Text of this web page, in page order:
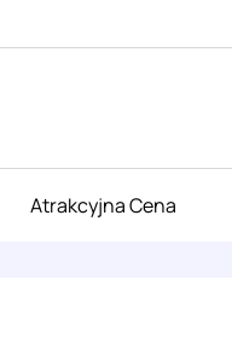
Atrakcyjna Cena